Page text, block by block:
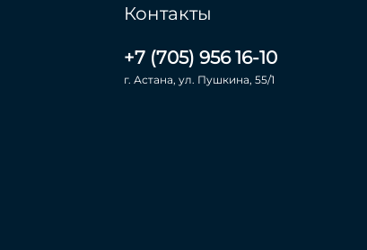
Контакты
+7 (705) 956 16-10
г. Астана, ул. Пушкина, 55/1